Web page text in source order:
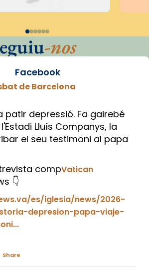
-nos
Facebook
de Barcelona
patir depressió. Fa gairebé
Lluís Companys, la
el seu testimoni al papa
compVatican
👇
es/iglesia/news/2026-
depresion-papa-viaje-
Share